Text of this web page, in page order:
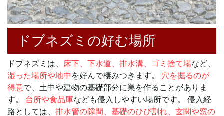
ドブネズミの好む場所
ドブネズミは、 床下、下水道、排水溝、ゴミ捨て場など、
湿った場所や地中 を好んで棲みつきます。 穴を掘るのが
得意で、土中や建物の基礎部分に巣を作ることがありま
す。 台所や食品庫なども侵入しやすい場所です。 侵入経
路としては、 排水管の隙間、基礎のひび割れ、玄関や窓の